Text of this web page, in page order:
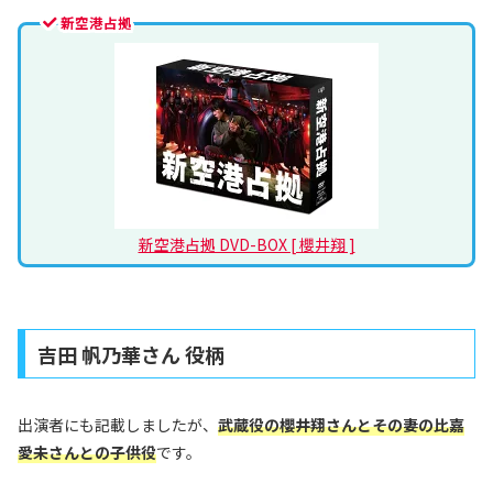
新空港占拠
新空港占拠 DVD-BOX [ 櫻井翔 ]
吉田 帆乃華さん 役柄
出演者にも記載しましたが、 武蔵役の櫻井翔さんとその妻の比嘉
愛未さんとの子供役です。